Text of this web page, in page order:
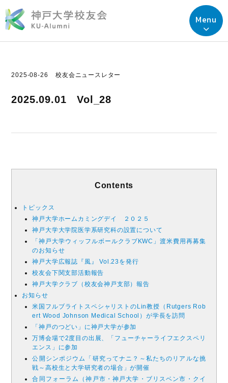
Menu
2025-08-26 校友会ニュースレター
2025.09.01 Vol_28
Contents
トピックス
神戸大学ホームカミングデイ ２０２５
神戸大学大学院医学系研究科の設置について
「神戸大学ウィッフルボールクラブKWC」渡米費用再募集
のお知らせ
神戸大学広報誌『風』 Vol.23を発行
校友会下関支部活動報告
神戸大学クラブ（校友会神戸支部）報告
お知らせ
米国フルブライトスペシャリストのLin教授（Rutgers Rob
ert Wood Johnson Medical School）が学長を訪問
「神戸のつどい」に神戸大学が参加
万博会場で2度目の出展、「フューチャーライフエクスペリ
エンス」に参加
公開シンポジウム「研究ってナニ？～私たちのリアルな挑
戦～高校生と大学研究者の場合」が開催
合同フォーラム（神戸市・神戸大学・ブリスベン市・クイ